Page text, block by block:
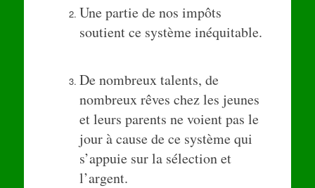
Une partie de nos impôts
soutient ce système inéquitable.
De nombreux talents, de
nombreux rêves chez les jeunes
et leurs parents ne voient pas le
jour à cause de ce système qui
s’appuie sur la sélection et
l’argent.